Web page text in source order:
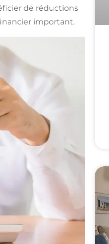
de réductions
important.